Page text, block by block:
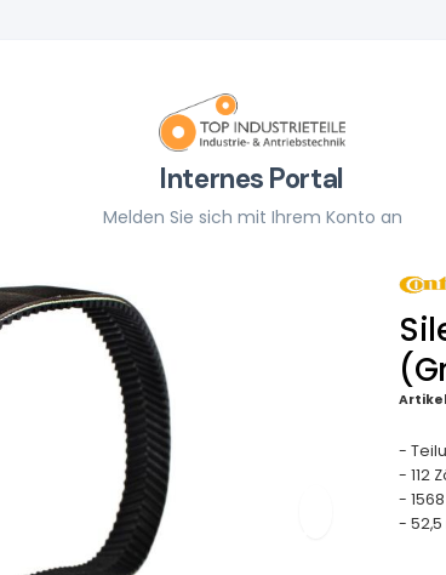
Internes Portal
Melden Sie sich mit Ihrem Konto an
-
- 112
-
-